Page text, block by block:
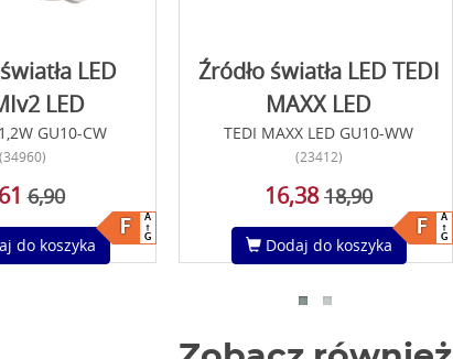
F
A
G
LED
LED
GU10-CW
(34960)
6,90
do koszyka
F
A
G
Źródło światła LED TEDI
MAXX LED
TEDI MAXX LED GU10-WW
(23412)
16,38 18,90
Dodaj do koszyka